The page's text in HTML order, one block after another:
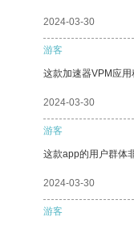
2024-03-30
游客
这款加速器VPM应
2024-03-30
游客
这款app的用户群体
2024-03-30
游客